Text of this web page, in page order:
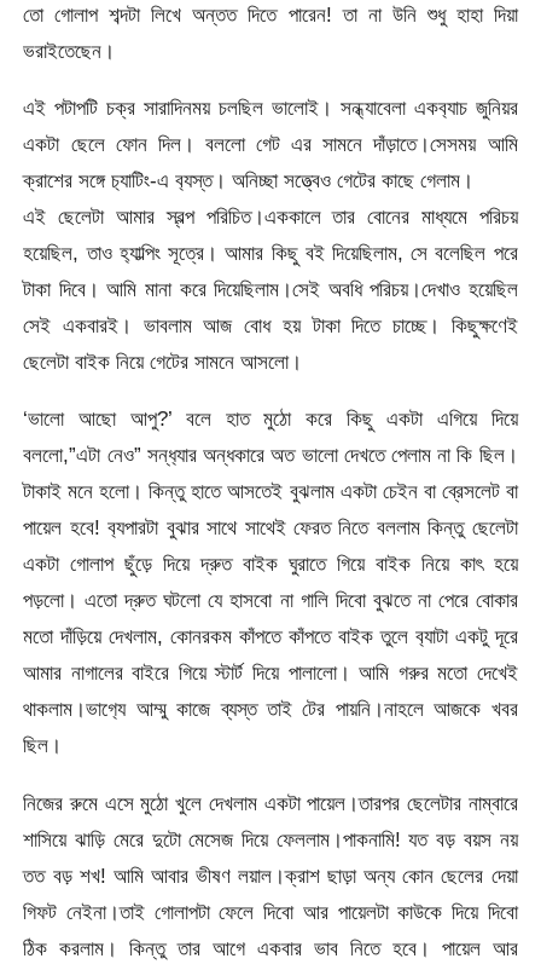
তো গোলাপ শব্দটা লিখে অন্তত দিতে পারেন! তা না উনি শুধু হাহা দিয়া
ভরাইতেছেন।
এই পটাপটি চক্র সারাদিনময় চলছিল ভালোই। সন্ধ্যাবেলা একব‍্যাচ জুনিয়র
একটা ছেলে ফোন দিল। বললো গেট এর সামনে দাঁড়াতে।সেসময় আমি
ক্রাশের সঙ্গে চ‍্যাটিং-এ ব‍্যস্ত। অনিচ্ছা সত্ত্বেও গেটের কাছে গেলাম।
এই ছেলেটা আমার স্বল্প পরিচিত।এককালে তার বোনের মাধ্যমে পরিচয়
হয়েছিল, তাও হ‍্যাল্পিং সূত্রে। আমার কিছু বই দিয়েছিলাম, সে বলেছিল পরে
টাকা দিবে। আমি মানা করে দিয়েছিলাম।সেই অবধি পরিচয়।দেখাও হয়েছিল
সেই একবারই। ভাবলাম আজ বোধ হয় টাকা দিতে চাচ্ছে। কিছুক্ষণেই
ছেলেটা বাইক নিয়ে গেটের সামনে আসলো।
‘ভালো আছো আপু?’ বলে হাত মুঠো করে কিছু একটা এগিয়ে দিয়ে
বললো,”এটা নেও” সন্ধ‍্যার অন্ধকারে অত ভালো দেখতে পেলাম না কি ছিল।
টাকাই মনে হলো। কিন্তু হাতে আসতেই বুঝলাম একটা চেইন বা ব্রেসলেট বা
পায়েল হবে! ব‍্যপারটা বুঝার সাথে সাথেই ফেরত নিতে বললাম কিন্তু ছেলেটা
একটা গোলাপ ছুঁড়ে দিয়ে দ্রুত বাইক ঘুরাতে গিয়ে বাইক নিয়ে কাৎ হয়ে
পড়লো। এতো দ্রুত ঘটলো যে হাসবো না গালি দিবো বুঝতে না পেরে বোকার
মতো দাঁড়িয়ে দেখলাম, কোনরকম কাঁপতে কাঁপতে বাইক তুলে ব‍্যাটা একটু দূরে
আমার নাগালের বাইরে গিয়ে স্টার্ট দিয়ে পালালো। আমি গরুর মতো দেখেই
থাকলাম।ভাগ‍্যে আম্মু কাজে ব্যস্ত তাই টের পায়নি।নাহলে আজকে খবর
ছিল।
নিজের রুমে এসে মুঠো খুলে দেখলাম একটা পায়েল।তারপর ছেলেটার নাম্বারে
শাসিয়ে ঝাড়ি মেরে দুটো মেসেজ দিয়ে ফেললাম।পাকনামি! যত বড় বয়স নয়
তত বড় শখ! আমি আবার ভীষণ লয়াল।ক্রাশ ছাড়া অন্য কোন ছেলের দেয়া
গিফট নেইনা।তাই গোলাপটা ফেলে দিবো আর পায়েলটা কাউকে দিয়ে দিবো
ঠিক করলাম। কিন্তু তার আগে একবার ভাব নিতে হবে। পায়েল আর